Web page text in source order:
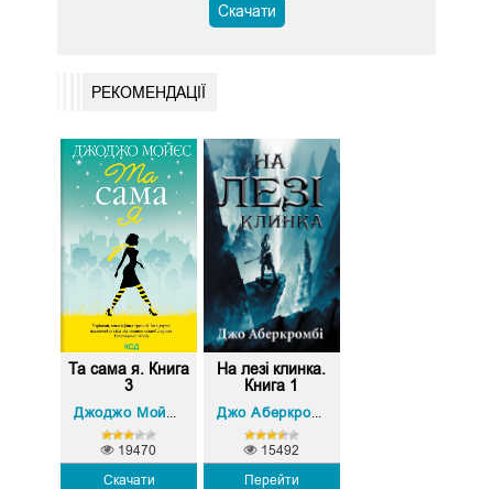
Скачати
РЕКОМЕНДАЦІЇ
Та сама я. Книга
3
Джоджо Мойєс
Скачати
19470
На лезі клинка.
Книга 1
Джо Аберкромбі
Перейти
15492